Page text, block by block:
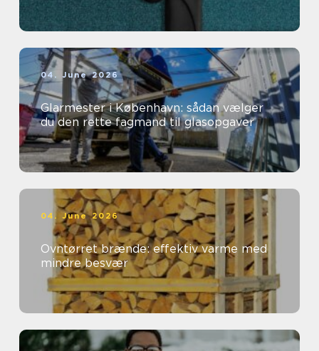
04. June 2026
Glarmester i København: sådan vælger
du den rette fagmand til glasopgaver
04. June 2026
Ovntørret brænde: effektiv varme med
mindre besvær